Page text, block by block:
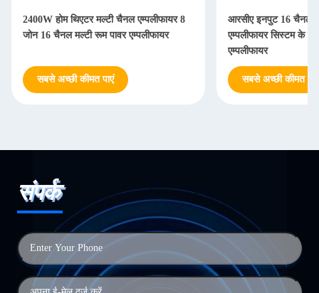
2400W होम थिएटर मल्टी चैनल एम्पलीफायर 8
जोन 16 चैनल मल्टी रूम पावर एम्पलीफायर
सबसे अच्छी कीमत पाएं
आरसीए इनपुट 16 चैनल 8
एम्पलीफायर सिस्टम के
एम्पलीफायर
सबसे अच्छी कीमत पाएं
संपर्क